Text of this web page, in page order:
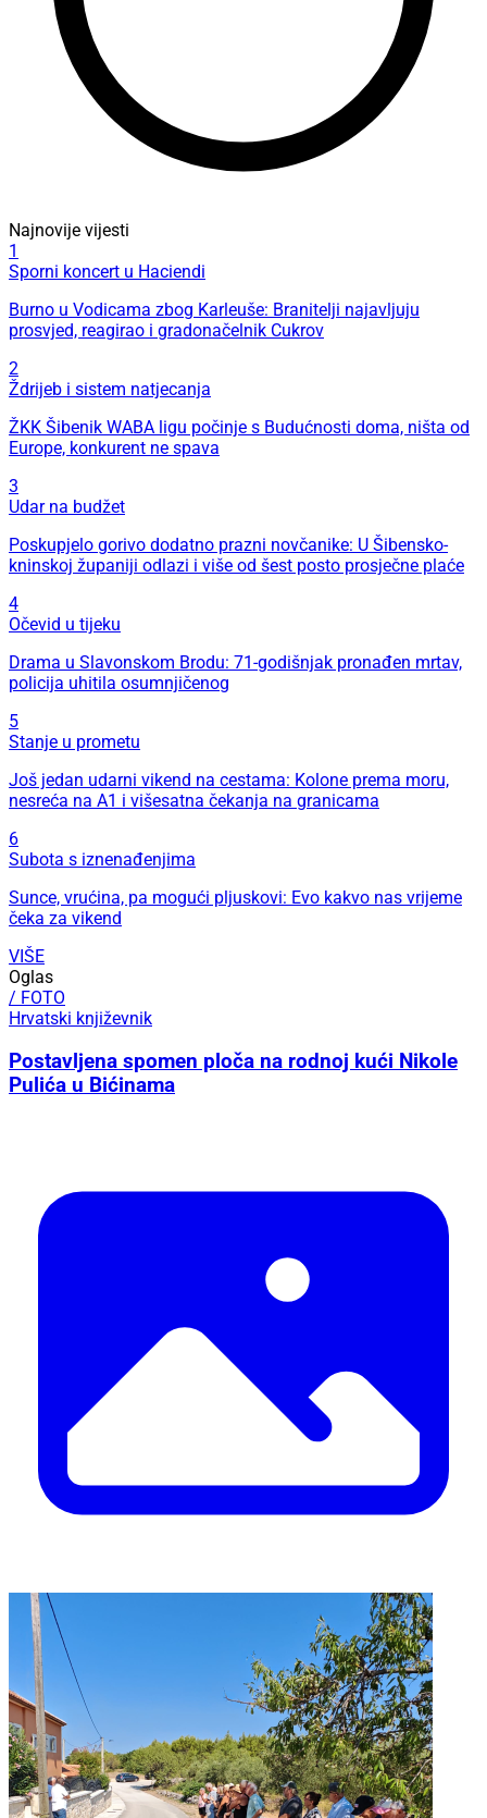
Najnovije vijesti
1
Sporni koncert u Haciendi
Burno u Vodicama zbog Karleuše: Branitelji najavljuju
prosvjed, reagirao i gradonačelnik Cukrov
2
Ždrijeb i sistem natjecanja
ŽKK Šibenik WABA ligu počinje s Budućnosti doma, ništa od
Europe, konkurent ne spava
3
Udar na budžet
Poskupjelo gorivo dodatno prazni novčanike: U Šibensko-
kninskoj županiji odlazi i više od šest posto prosječne plaće
4
Očevid u tijeku
Drama u Slavonskom Brodu: 71-godišnjak pronađen mrtav,
policija uhitila osumnjičenog
5
Stanje u prometu
Još jedan udarni vikend na cestama: Kolone prema moru,
nesreća na A1 i višesatna čekanja na granicama
6
Subota s iznenađenjima
Sunce, vrućina, pa mogući pljuskovi: Evo kakvo nas vrijeme
čeka za vikend
VIŠE
Oglas
/ FOTO
Hrvatski književnik
Postavljena spomen ploča na rodnoj kući Nikole
Pulića u Bićinama